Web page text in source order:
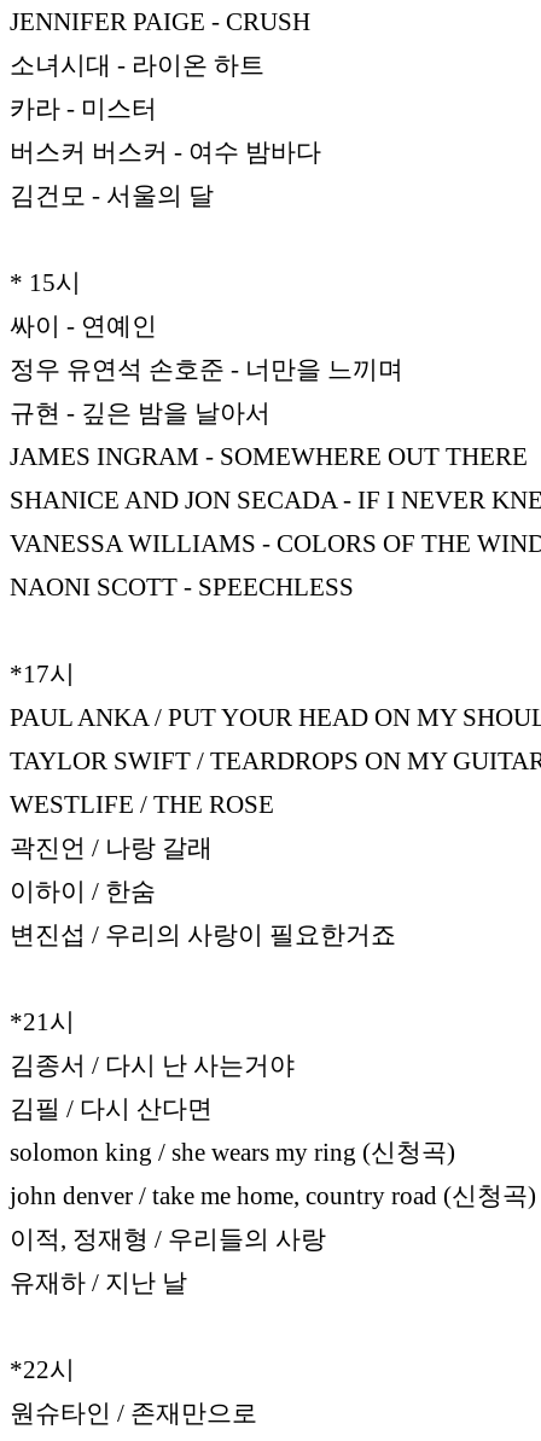
JENNIFER PAIGE - CRUSH
소녀시대 - 라이온 하트
카라 - 미스터
버스커 버스커 - 여수 밤바다
김건모 - 서울의 달
* 15시
싸이 - 연예인
정우 유연석 손호준 - 너만을 느끼며
규현 - 깊은 밤을 날아서
JAMES INGRAM - SOMEWHERE OUT THERE
SHANICE AND JON SECADA - IF I NEVER
VANESSA WILLIAMS - COLORS OF THE
NAONI SCOTT - SPEECHLESS
*17시
PAUL ANKA / PUT YOUR HEAD ON MY
TAYLOR SWIFT / TEARDROPS ON MY
WESTLIFE / THE ROSE
곽진언 / 나랑 갈래
이하이 / 한숨
변진섭 / 우리의 사랑이 필요한거죠
*21시
김종서 / 다시 난 사는거야
김필 / 다시 산다면
solomon king / she wears my ring (신청곡)
john denver / take me home, country road (신청곡)
이적, 정재형 / 우리들의 사랑
유재하 / 지난 날
*22시
원슈타인 / 존재만으로